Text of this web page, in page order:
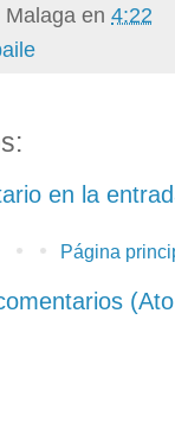
en 4:22
en la
Página